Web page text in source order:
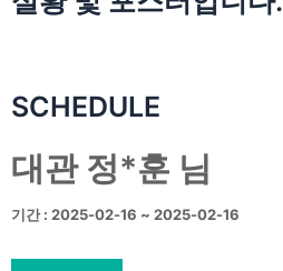
SCHEDULE
대관 정*훈 님
기간 : 2025-02-16 ~ 2025-02-16